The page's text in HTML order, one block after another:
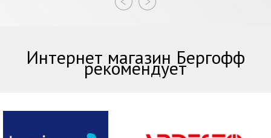
Интернет магазин Бергофф
рекомендует